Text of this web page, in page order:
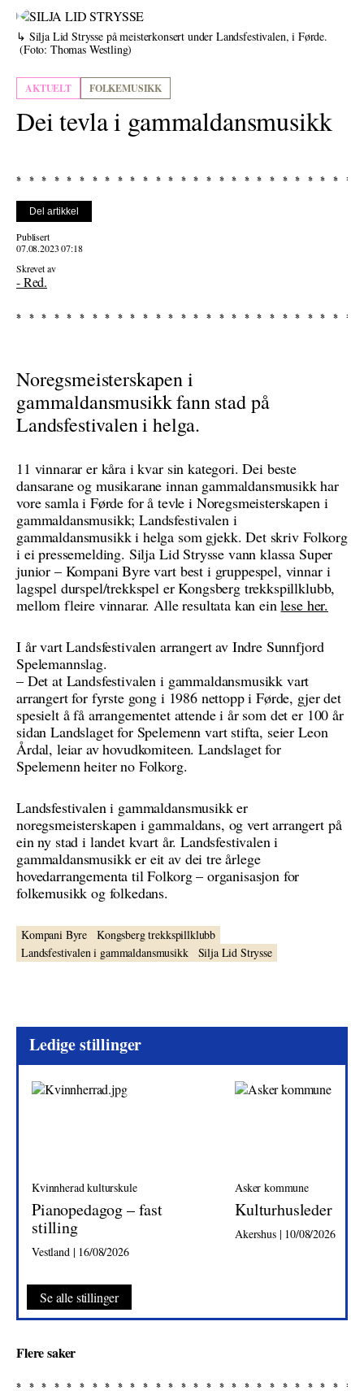
Silja Lid Strysse på meisterkonsert under Landsfestivalen, i Førde.
(Foto: Thomas Westling)
AKTUELT FOLKEMUSIKK
Dei tevla i gammaldansmusikk
Del artikkel
Publisert
07.08.2023 07:18
Skrevet av
- Red.
Noregsmeisterskapen i
gammaldansmusikk fann stad på
Landsfestivalen i helga.
11 vinnarar er kåra i kvar sin kategori. Dei beste
dansarane og musikarane innan gammaldansmusikk har
vore samla i Førde for å tevle i Noregsmeisterskapen i
gammaldansmusikk; Landsfestivalen i
gammaldansmusikk i helga som gjekk. Det skriv Folkorg
i ei pressemelding. Silja Lid Strysse vann klassa Super
junior – Kompani Byre vart best i gruppespel, vinnar i
lagspel durspel/trekkspel er Kongsberg trekkspillklubb,
mellom fleire vinnarar. Alle resultata kan einlese her.
I år vart Landsfestivalen arrangert av Indre Sunnfjord
Spelemannslag.
– Det at Landsfestivalen i gammaldansmusikk vart
arrangert for fyrste gong i 1986 nettopp i Førde, gjer det
spesielt å få arrangementet attende i år som det er 100 år
sidan Landslaget for Spelemenn vart stifta, seier Leon
Årdal, leiar av hovudkomiteen. Landslaget for
Spelemenn heiter no Folkorg.
Landsfestivalen i gammaldansmusikk er
noregsmeisterskapen i gammaldans, og vert arrangert på
ein ny stad i landet kvart år. Landsfestivalen i
gammaldansmusikk er eit av dei tre årlege
hovedarrangementa til Folkorg – organisasjon for
folkemusikk og folkedans.
Kompani Byre
Kongsberg trekkspillklubb
Landsfestivalen i gammaldansmusikk
Silja Lid Strysse
Ledige stillinger
Kvinnherad kulturskule
Pianopedagog – fast
stilling
Vestland | 16/08/2026
Asker kommune
Kulturhusleder
Akershus | 10/08/2026
Se alle stillinger
Flere saker